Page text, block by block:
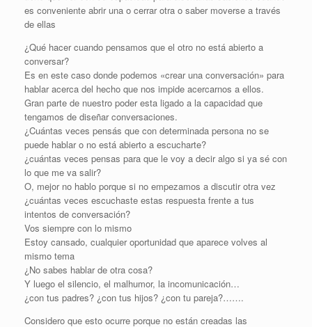
es conveniente abrir una o cerrar otra o saber moverse a través
de ellas
¿Qué hacer cuando pensamos que el otro no está abierto a
conversar?
Es en este caso donde podemos «crear una conversación» para
hablar acerca del hecho que nos impide acercarnos a ellos.
Gran parte de nuestro poder esta ligado a la capacidad que
tengamos de diseñar conversaciones.
¿Cuántas veces pensás que con determinada persona no se
puede hablar o no está abierto a escucharte?
¿cuántas veces pensas para que le voy a decir algo si ya sé con
lo que me va salir?
O, mejor no hablo porque si no empezamos a discutir otra vez
¿cuántas veces escuchaste estas respuesta frente a tus
intentos de conversación?
Vos siempre con lo mismo
Estoy cansado, cualquier oportunidad que aparece volves al
mismo tema
¿No sabes hablar de otra cosa?
Y luego el silencio, el malhumor, la incomunicación…
¿con tus padres? ¿con tus hijos? ¿con tu pareja?…….
Considero que esto ocurre porque no están creadas las